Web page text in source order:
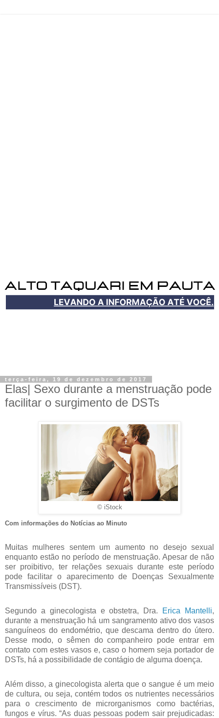
terça-feira, 19 de dezembro de 2017
Elas| Sexo durante a menstruação pode
facilitar o surgimento de DSTs
© iStock
Com informações do Notícias ao Minuto
Muitas mulheres sentem um aumento no desejo sexual
enquanto estão no período de menstruação. Apesar de não
ser proibitivo, ter relações sexuais durante este período
pode facilitar o aparecimento de Doenças Sexualmente
Transmissíveis (DST).
Segundo a ginecologista e obstetra, Dra. Erica Mantelli,
durante a menstruação há um sangramento ativo dos vasos
sanguíneos do endométrio, que descama dentro do útero.
Desse modo, o sêmen do companheiro pode entrar em
contato com estes vasos e, caso o homem seja portador de
DSTs, há a possibilidade de contágio de alguma doença.
Além disso, a ginecologista alerta que o sangue é um meio
de cultura, ou seja, contém todos os nutrientes necessários
para o crescimento de microrganismos como bactérias,
fungos e vírus. “As duas pessoas podem sair prejudicadas: